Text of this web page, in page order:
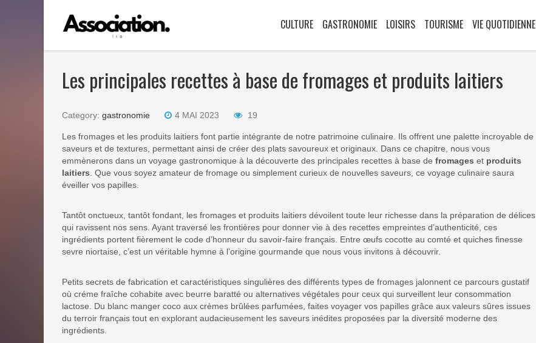
CULTURE GASTRONOMIE LOISIRS TOURISME VIE QUOTIDIENNE
Les principales recettes à base de fromages et produits laitiers
Category: gastronomie 4 MAI 2023 19
Les fromages et les produits laitiers font partie intégrante de notre patrimoine culinaire. Ils offrent une palette incroyable de
saveurs et de textures, permettant ainsi de créer des plats savoureux et originaux. Dans ce chapitre, nous vous
emmènerons dans un voyage gastronomique à la découverte des principales recettes à base de fromages et produits
laitiers . Que vous soyez amateur de fromage ou simplement curieux de nouvelles saveurs, ce voyage culinaire saura
éveiller vos papilles.
Tantôt onctueux, tantôt fondant, les fromages et produits laitiers dévoilent toute leur richesse dans la préparation de délices
qui ravissent nos sens. Ayant traversé les frontières pour donner vie à des recettes empreintes d’authenticité, ces
ingrédients portent fièrement le code d’honneur du savoir-faire français. Entre œufs cocotte au comté et quiches finesse
sevre niortaise, c’est un véritable hymne à l’origine gourmande que nous vous invitons à découvrir.
Petits secrets de fabrication et caractéristiques singulières des différents types de fromages jalonnent ce parcours gustatif
où créme fraîche cohabite avec beurre baratté ou alternatives végétales pour ceux qui surveillent leur consommation
lactose. Du blanc manger coco aux crèmes brûlées parfumées, faites voyager vos papilles grâce aux valeurs sûres issues
du terroir français tout en explorant audacieusement les saveurs inédites proposées par la diversité moderne des
ingrédients.